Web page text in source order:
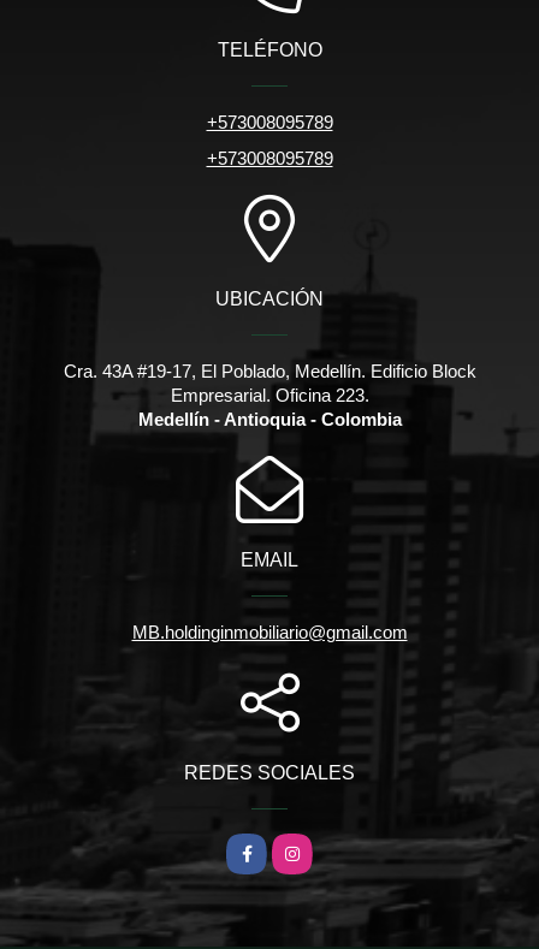
TELÉFONO
+573008095789
+573008095789
UBICACIÓN
Cra. 43A #19-17, El Poblado, Medellín. Edificio Block
Empresarial. Oficina 223.
Medellín - Antioquia - Colombia
EMAIL
MB.holdinginmobiliario@gmail.com
REDES SOCIALES
FacebookInstagram